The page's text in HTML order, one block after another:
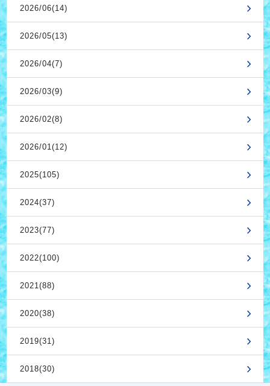
2026/06(14)
2026/05(13)
2026/04(7)
2026/03(9)
2026/02(8)
2026/01(12)
2025(105)
2024(37)
2023(77)
2022(100)
2021(88)
2020(38)
2019(31)
2018(30)